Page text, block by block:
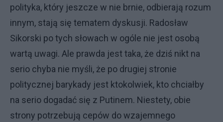
polityka, który jeszcze w nie brnie, odbierają rozum
innym, stają się tematem dyskusji. Radosław
Sikorski po tych słowach w ogóle nie jest osobą
wartą uwagi. Ale prawda jest taka, że dziś nikt na
serio chyba nie myśli, że po drugiej stronie
politycznej barykady jest ktokolwiek, kto chciałby
na serio dogadać się z Putinem. Niestety, obie
strony potrzebują cepów do wzajemnego